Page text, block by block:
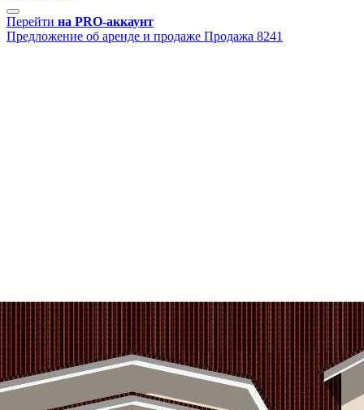
Перейти на PRO-аккаунт
Предложение об аренде и продаже Продажа 8241